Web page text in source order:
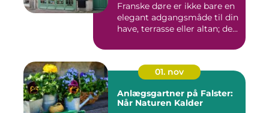
Franske døre er ikke bare en
elegant adgangsmåde til din
have, terrasse eller altan; de...
01. nov
Anlægsgartner på Falster:
Når Naturen Kalder